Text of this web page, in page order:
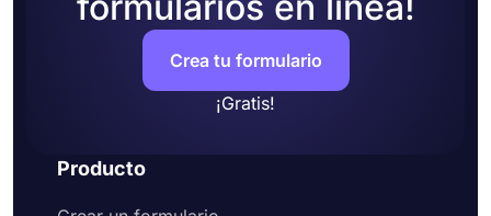
Crea tu formulario
¡Gratis!
Producto